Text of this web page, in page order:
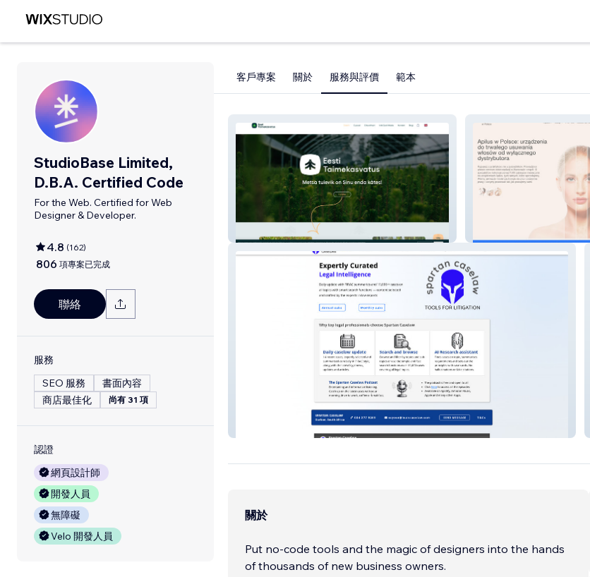
StudioBase Limited,
D.B.A. Certified Code
For the Web. Certified for Web
Designer & Developer.
4.8 (162)
806 項專案已完成
聯絡
服務
SEO 服務
書面內容
商店最佳化
尚有 31 項
認證
網頁設計師
開發人員
無障礙
Velo 開發人員
客戶專案 關於 服務與評價 範本
Eesti Taimekasvatus
Spartan Caselaw
關於
Put no-code tools and the magic of designers into the hands
of thousands of new business owners.